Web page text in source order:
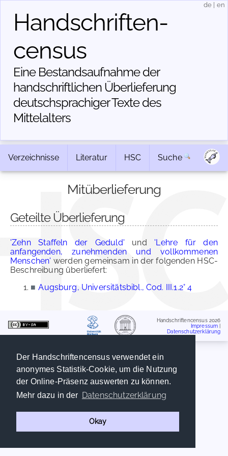
Der Handschriftencensus verwendet ein
anonymes Statistik-Cookie, um die Nutzung
der Online-Präsenz auswerten zu können.
Mehr dazu in der Datenschutzerklärung
Okay
Handschriften­
census
Eine Bestandsaufnahme der
handschriftlichen Über­lieferung
deutschsprachiger Texte des
Mittelalters
de en
Verzeichnisse Literatur HSC Suche
Mitüberlieferung
Geteilte Überlieferung
'Zehn Staffeln der Geduld' und 'Lehre für den
anfangenden, zunehmenden und vollkommenen
Menschen' werden gemeinsam in der folgenden HSC-
Beschreibung überliefert:
■ Augsburg, Universitätsbibl., Cod. III.1.2° 4
Handschriftencensus 2026
Impressum
Datenschutzerklärung